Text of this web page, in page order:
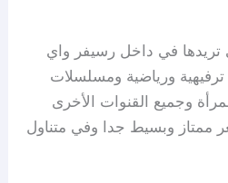
تريدها في داخل رسيفر واي
ورياضية ومسلسلات
وجميع القنوات الأخرى
ممتاز وبسيط جدا وفي متناول